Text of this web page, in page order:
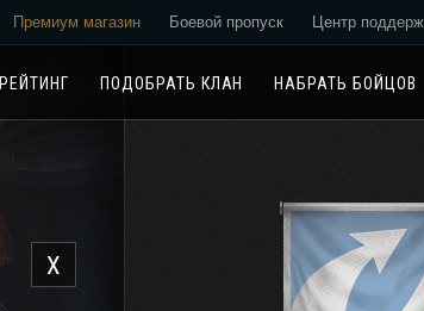
Премиум магазин Боевой пропуск Центр
РЕЙТИНГ ПОДОБРАТЬ КЛАН НАБРАТЬ БОЙЦОВ
X